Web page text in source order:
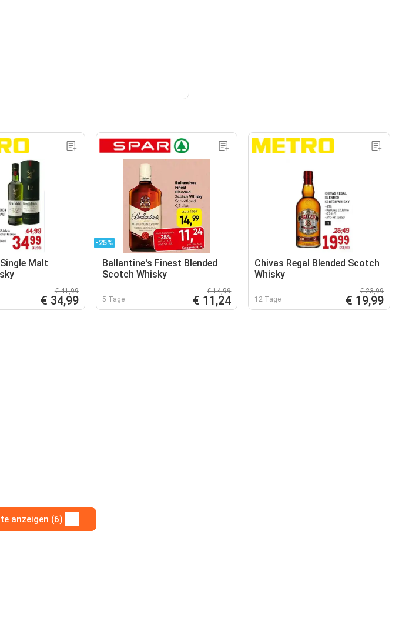
Malt
€ 41,99
€ 34,99
-25%
Ballantine's Finest Blended
Scotch Whisky
5 Tage
€ 14,99
€ 11,24
Chivas Regal Blended Scotch
Whisky
12 Tage
€ 23,99
€ 19,99
anzeigen (6)